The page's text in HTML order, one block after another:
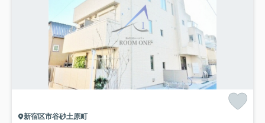
新宿区市谷砂土原町